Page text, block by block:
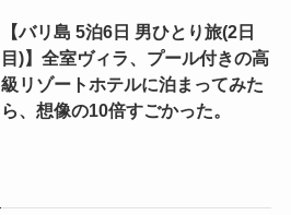
【バリ島 5泊6日 男ひとり旅(2日
目)】全室ヴィラ、プール付きの高
級リゾートホテルに泊まってみた
ら、想像の10倍すごかった。